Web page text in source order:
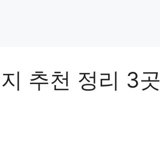
추천 정리 3곳